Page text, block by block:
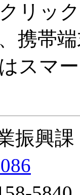
リッ
携帯
スマ
振興課